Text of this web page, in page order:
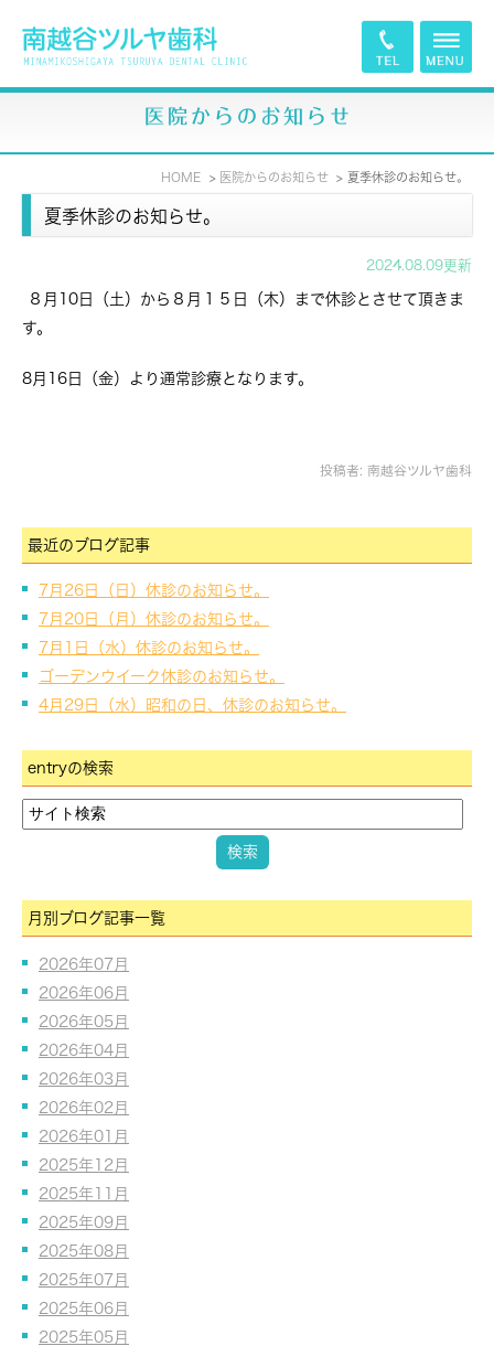
医院からのお知らせ
HOME 医院からのお知らせ 夏季休診のお知らせ。
夏季休診のお知らせ。
2024.08.09更新
８月10日（土）から８月１５日（木）まで休診とさせて頂きま
す。
8月16日（金）より通常診療となります。
投稿者: 南越谷ツルヤ歯科
最近のブログ記事
7月26日（日）休診のお知らせ。
7月20日（月）休診のお知らせ。
7月1日（水）休診のお知らせ。
ゴーデンウイーク休診のお知らせ。
4月29日（水）昭和の日、休診のお知らせ。
entryの検索
月別ブログ記事一覧
2026年07月
2026年06月
2026年05月
2026年04月
2026年03月
2026年02月
2026年01月
2025年12月
2025年11月
2025年09月
2025年08月
2025年07月
2025年06月
2025年05月